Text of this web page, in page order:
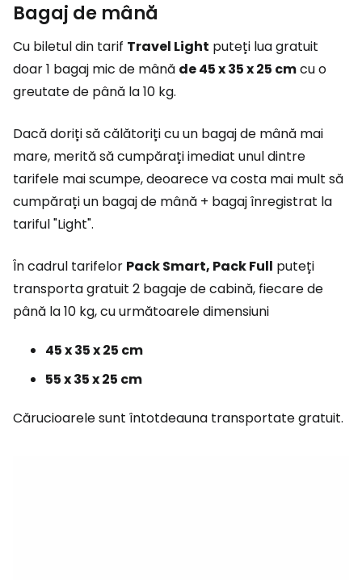
Bagaj de mână
Cu biletul din tarif Travel Light puteți lua gratuit
doar 1 bagaj mic de mână de 45 x 35 x 25 cmcu o
greutate de până la 10 kg.
Dacă doriți să călătoriți cu un bagaj de mână mai
mare, merită să cumpărați imediat unul dintre
tarifele mai scumpe, deoarece va costa mai mult să
cumpărați un bagaj de mână + bagaj înregistrat la
tariful "Light".
În cadrul tarifelor Pack Smart, Pack Full puteți
transporta gratuit 2 bagaje de cabină, fiecare de
până la 10 kg, cu următoarele dimensiuni
45 x 35 x 25 cm
55 x 35 x 25 cm
Cărucioarele sunt întotdeauna transportate gratuit.